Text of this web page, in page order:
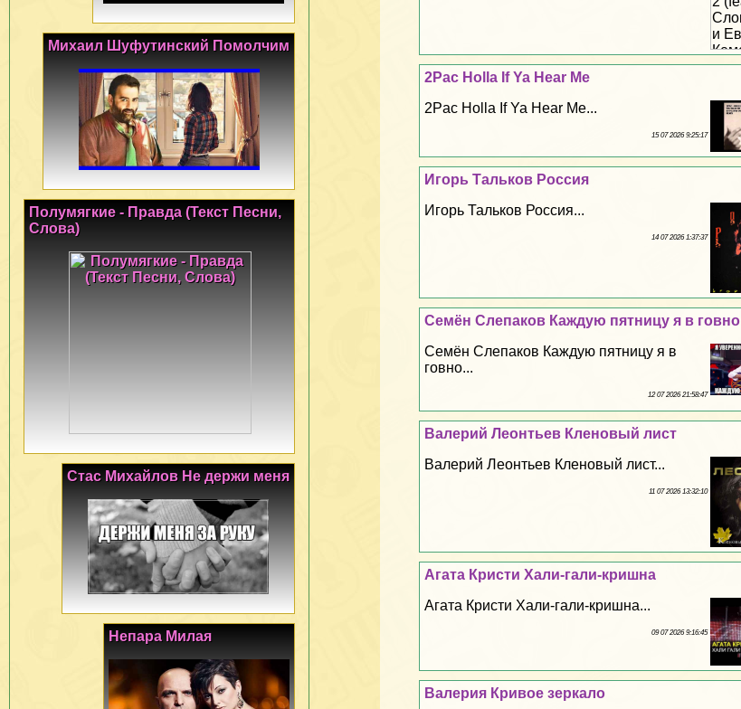
2Pac Holla If Ya Hear Me
2Pac Holla If Ya Hear Me...
15 07 2026 9:25:17
Игорь Тальков Россия
Игорь Тальков Россия...
14 07 2026 1:37:37
Семён Слепаков Каждую пятницу я в гoвно
Семён Слепаков Каждую пятницу я в
гoвно...
12 07 2026 21:58:47
Валерий Леонтьев Кленовый лист
Валерий Леонтьев Кленовый лист...
11 07 2026 13:32:10
Агата Кристи Хали-гали-кришна
Агата Кристи Хали-гали-кришна...
09 07 2026 9:16:45
Валерия Кривое зеркало
Михаил Шуфутинский Помолчим
Полумягкие - Правда (Текст Песни,
Слова)
Стас Михайлов Не держи меня
Непара Милая